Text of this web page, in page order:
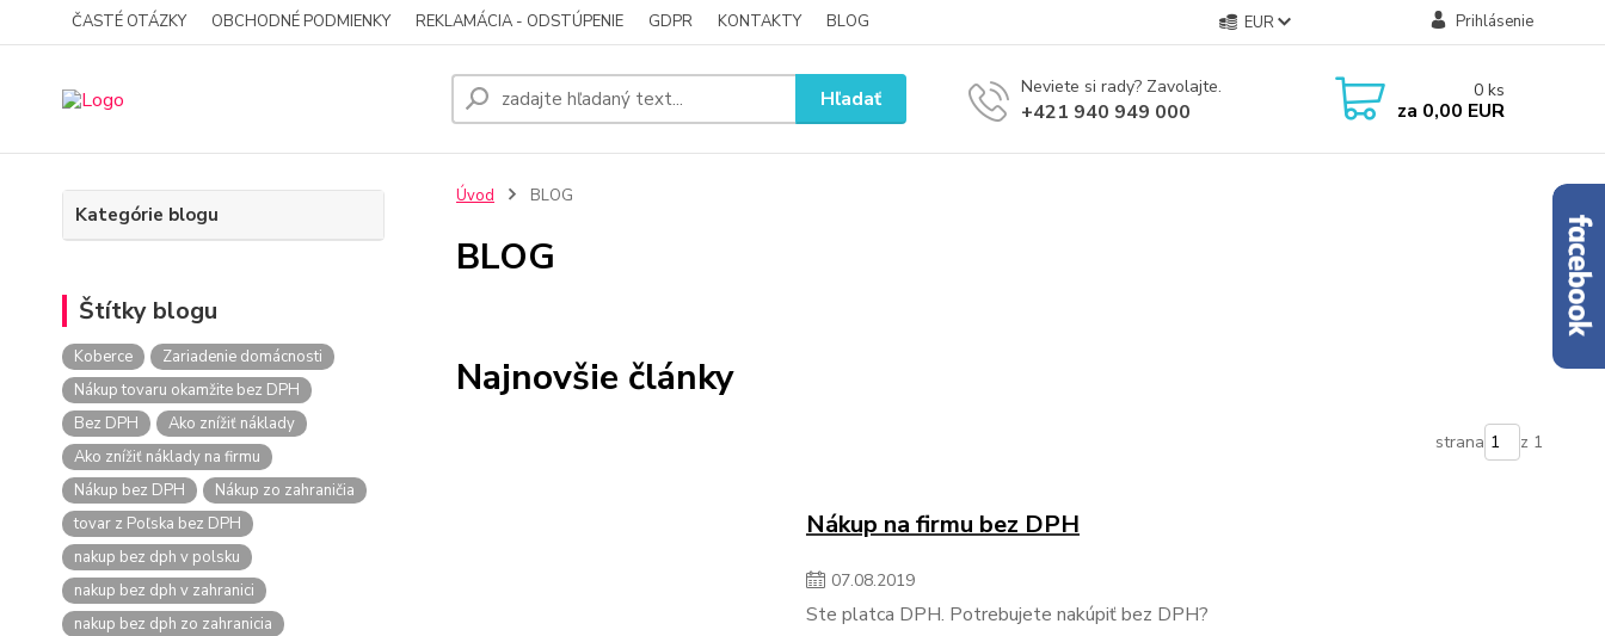
ČASTÉ OTÁZKY OBCHODNÉ PODMIENKY REKLAMÁCIA - ODSTÚPENIE GDPR KONTAKTY BLOG EUR Prihlásenie
Hľadať Neviete si rady? Zavolajte.
+421 940 949 000
0 ks
za 0,00 EUR
Kategórie blogu
Štítky blogu
Koberce
Zariadenie domácnosti
Nákup tovaru okamžite bez DPH
Bez DPH
Ako znížiť náklady
Ako znížiť náklady na firmu
Nákup bez DPH
Nákup zo zahraničia
tovar z Poľska bez DPH
nakup bez dph v polsku
nakup bez dph v zahranici
nakup bez dph zo zahranicia
Úvod BLOG
BLOG
Najnovšie články
strana z 1
Nákup na firmu bez DPH
07.08.2019
Ste platca DPH. Potrebujete nakúpiť bez DPH?